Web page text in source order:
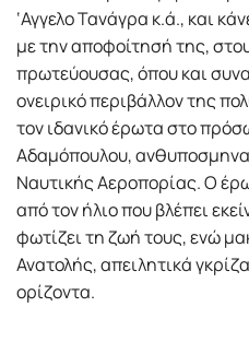
‘Αγγελο Τανάγρα κ.ά., και
με την αποφοίτησή της,
πρωτεύουσας, όπου και
ονειρικό περιβάλλον της
τον ιδανικό έρωτα στο
Αδαμόπουλου,
Ναυτικής Αεροπορίας. Ο
από τον ήλιο που βλέπει
φωτίζει τη ζωή τους, ενώ
Ανατολής, απειλητικά
ορίζοντα.